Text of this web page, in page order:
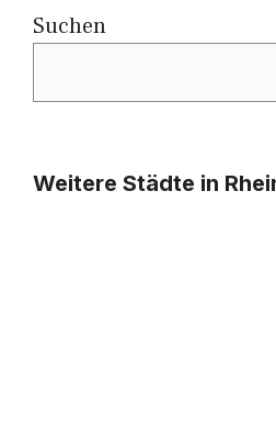
Suchen
Weitere Städte in